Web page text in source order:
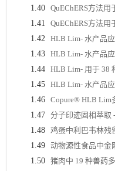
1.40 QuEChERS方法用于禽畜肉、内脏中
1.41
QuEChERS方法用
1.42 HLB Lim- 水产品
1.43 HLB Lim- 水产品
1.44 HLB Lim- 用于 38
1.45 HLB Lim- 水产品
1.46 Copure® HLB Lim多兽残分析专用净化
1.47 分子印迹固相萃取
1.48 鸡蛋中利巴韦林残
1.49 动物源性食品中金刚烷胺和
1.50 猪肉中 19 种兽药多